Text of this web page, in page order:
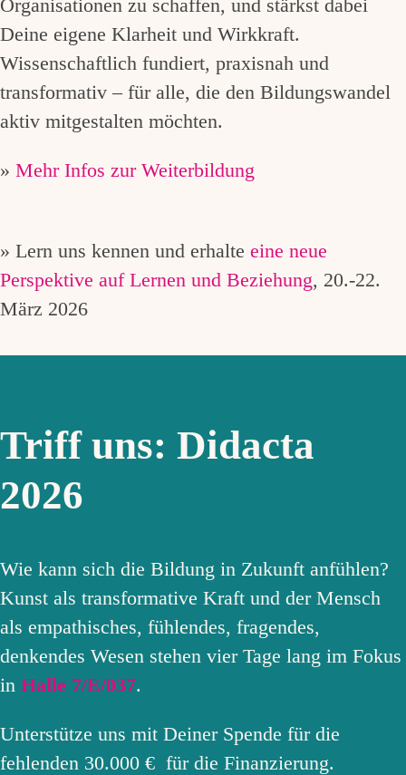
Organisationen zu schaffen, und stärkst dabei
Deine eigene Klarheit und Wirkkraft.
Wissenschaftlich fundiert, praxisnah und
transformativ – für alle, die den Bildungswandel
aktiv mitgestalten möchten.
» Mehr Infos zur Weiterbildung
» Lern uns kennen und erhalte eine neue
Perspektive auf Lernen und Beziehung, 20.-22.
März 2026
Triff uns: Didacta
2026
Wie kann sich die Bildung in Zukunft anfühlen?
Kunst als transformative Kraft und der Mensch
als empathisches, fühlendes, fragendes,
denkendes Wesen stehen vier Tage lang im Fokus
in Halle 7/E/037.
Unterstütze uns mit Deiner Spende für die
fehlenden 30.000 € für die Finanzierung.